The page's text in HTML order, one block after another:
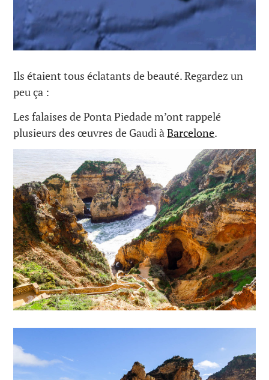
Ils étaient tous éclatants de beauté. Regardez un
peu ça :
Les falaises de Ponta Piedade m’ont rappelé
plusieurs des œuvres de Gaudi àBarcelone.